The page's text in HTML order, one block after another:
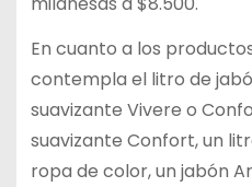
En cuanto a los
contempla el litro de
suavizante Vivere o
suavizante Confort, un
ropa de color, un jabón